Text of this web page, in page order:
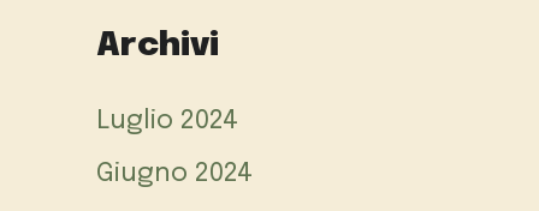
Archivi
Luglio 2024
Giugno 2024